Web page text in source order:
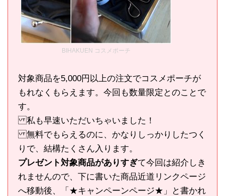
BIHAKUEN コスメポーチ
対象商品を5,000円以上の注文でコスメポーチが
もれなくもらえます。今回も数量限定とのことで
す。
私も早速いただいちゃいました！
無料でもらえるのに、かなりしっかりしたつく
りで、結構たくさん入ります。
プレゼント対象商品がありすぎて今回は紹介しき
れませんので、下に書いた商品近道リンクページ
へ移動後、「★キャンペーンページ★」と書かれ